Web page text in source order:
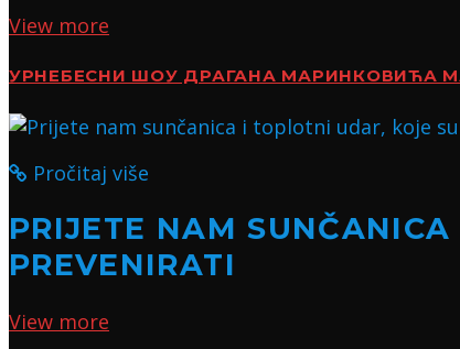
View more
УРНЕБЕСНИ ШОУ ДРАГАНА МАРИНКОВИЋА
Pročitaj više
PRIJETE NAM
PREVENIRATI
View more